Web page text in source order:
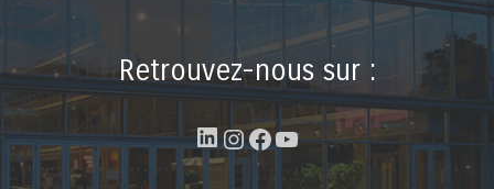
Retrouvez-nous sur :
LinkedIn
Instagram
Facebook
YouTube